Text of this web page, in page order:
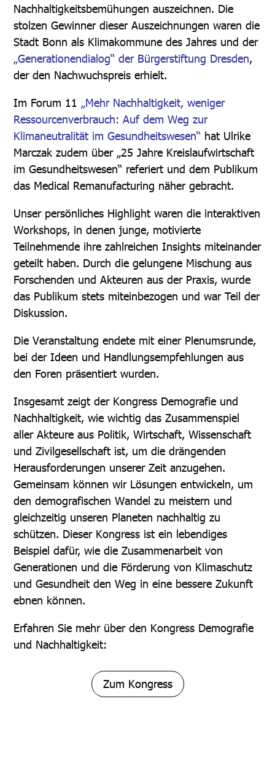
Nachhaltigkeitsbemühungen auszeichnen. Die
stolzen Gewinner dieser Auszeichnungen waren die
Stadt Bonn als Klimakommune des Jahres und der
„Generationendialog“ der Bürgerstiftung Dresden,
der den Nachwuchspreis erhielt.
Im Forum 11 „Mehr Nachhaltigkeit, weniger
Ressourcenverbrauch: Auf dem Weg zur
Klimaneutralität im Gesundheitswesen“hat Ulrike
Marczak zudem über „25 Jahre Kreislaufwirtschaft
im Gesundheitswesen“ referiert und dem Publikum
das Medical Remanufacturing näher gebracht.
Unser persönliches Highlight waren die interaktiven
Workshops, in denen junge, motivierte
Teilnehmende ihre zahlreichen Insights miteinander
geteilt haben. Durch die gelungene Mischung aus
Forschenden und Akteuren aus der Praxis, wurde
das Publikum stets miteinbezogen und war Teil der
Diskussion.
Die Veranstaltung endete mit einer Plenumsrunde,
bei der Ideen und Handlungsempfehlungen aus
den Foren präsentiert wurden.
Insgesamt zeigt der Kongress Demografie und
Nachhaltigkeit, wie wichtig das Zusammenspiel
aller Akteure aus Politik, Wirtschaft, Wissenschaft
und Zivilgesellschaft ist, um die drängenden
Herausforderungen unserer Zeit anzugehen.
Gemeinsam können wir Lösungen entwickeln, um
den demografischen Wandel zu meistern und
gleichzeitig unseren Planeten nachhaltig zu
schützen. Dieser Kongress ist ein lebendiges
Beispiel dafür, wie die Zusammenarbeit von
Generationen und die Förderung von Klimaschutz
und Gesundheit den Weg in eine bessere Zukunft
ebnen können.
Erfahren Sie mehr über den Kongress Demografie
und Nachhaltigkeit:
Zum Kongress